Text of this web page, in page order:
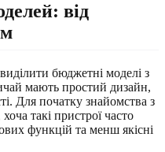
від
бюджетні моделі з
мають простий дизайн,
Для початку знайомства з
такі пристрої часто
функцій та менш якісні